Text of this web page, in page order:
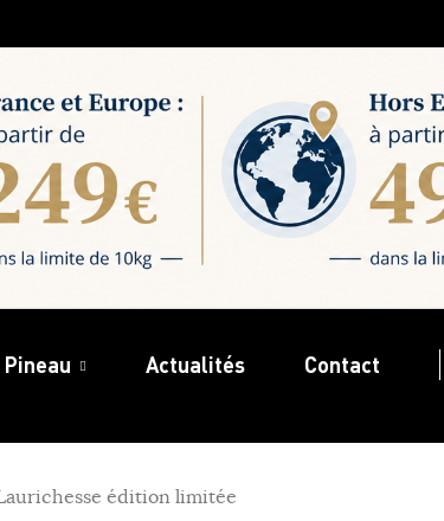
Pineau Actualités Contact
édition limitée